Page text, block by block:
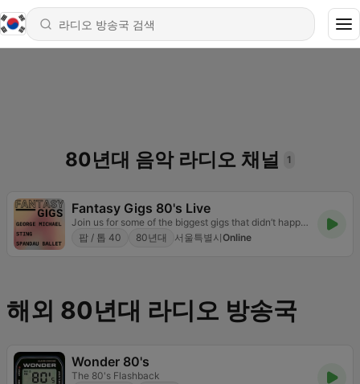
80년대 음악 라디오 채널 1
Fantasy Gigs 80's Live
Join us for some of the biggest gigs that didn’t happen but should have.
팝 / 톱 40
80년대 서울특별시Online
해외 80년대 라디오 방송국
Wonder 80's
The 80's Flashback